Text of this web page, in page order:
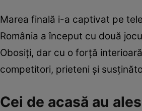
Marea finală i-a captivat pe
România a început cu două
Obosiți, dar cu o forță
competitori, prieteni și
Cei de acasă au